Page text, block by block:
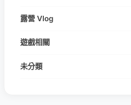
露營 Vlog
遊戲相關
未分類